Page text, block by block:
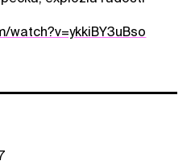
watch?v=ykkiBY3uBso